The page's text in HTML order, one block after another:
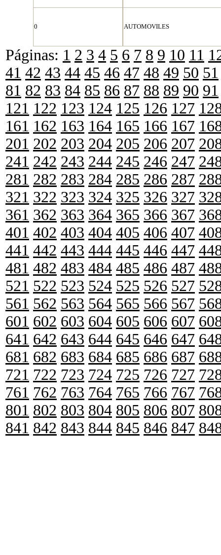
0 AUTOMOVILES
Páginas: 1 2 3 4 5 6 7 8 9 10 11
41 42 43 44 45 46 47 48 49 50 51
81 82 83 84 85 86 87 88 89 90 91
121 122 123 124 125 126 127
161 162 163 164 165 166 167
201 202 203 204 205 206 207
241 242 243 244 245 246 247
281 282 283 284 285 286 287
321 322 323 324 325 326 327
361 362 363 364 365 366 367
401 402 403 404 405 406 407
441 442 443 444 445 446 447
481 482 483 484 485 486 487
521 522 523 524 525 526 527
561 562 563 564 565 566 567
601 602 603 604 605 606 607
641 642 643 644 645 646 647
681 682 683 684 685 686 687
721 722 723 724 725 726 727
761 762 763 764 765 766 767
801 802 803 804 805 806 807
841 842 843 844 845 846 847